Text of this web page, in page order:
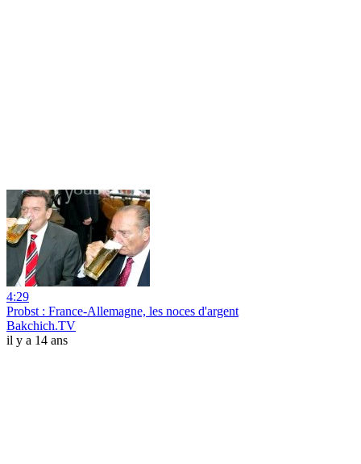
4:29
Probst : France-Allemagne, les noces d'argent
Bakchich.TV
il y a 14 ans